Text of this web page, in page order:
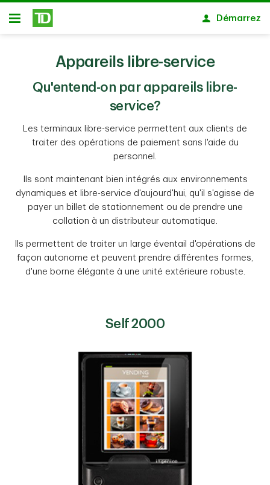
Passer au contenu principal
Ouvert
Démarrez
Appareils libre-service
Qu'entend-on par appareils libre-
service?
Les terminaux libre-service permettent aux clients de
traiter des opérations de paiement sans l'aide du
personnel.
Ils sont maintenant bien intégrés aux environnements
dynamiques et libre-service d'aujourd'hui, qu'il s'agisse de
payer un billet de stationnement ou de prendre une
collation à un distributeur automatique.
Ils permettent de traiter un large éventail d'opérations de
façon autonome et peuvent prendre différentes formes,
d'une borne élégante à une unité extérieure robuste.
Self 2000